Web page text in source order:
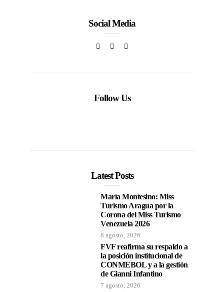
Social Media
Follow Us
Latest Posts
María Montesino: Miss
Turismo Aragua por la
Corona del Miss Turismo
Venezuela 2026
8 agosto, 2026
FVF reafirma su respaldo a
la posición institucional de
CONMEBOL y a la gestión
de Gianni Infantino
7 agosto, 2026